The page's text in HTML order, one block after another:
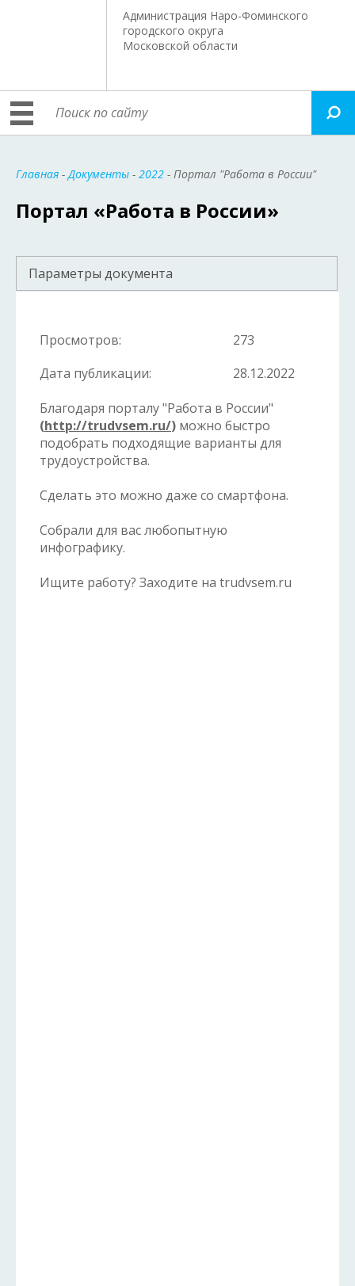
Администрация Наро-Фоминского
городского округа
Московской области
Главная -Документы - 2022 - Портал "Работа в России"
Портал «Работа в России»
Параметры документа
Просмотров:
273
Дата публикации:
28.12.2022
Благодаря порталу "Работа в России"
(http://trudvsem.ru/) можно быстро
подобрать подходящие варианты для
трудоустройства.
Сделать это можно даже со смартфона.
Собрали для вас любопытную
инфографику.
Ищите работу? Заходите на trudvsem.ru